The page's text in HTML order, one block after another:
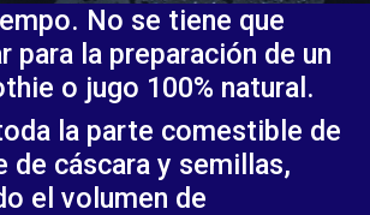
No se tiene que
para la preparación de un
o jugo 100% natural.
la parte comestible de
de cáscara y semillas,
el volumen de